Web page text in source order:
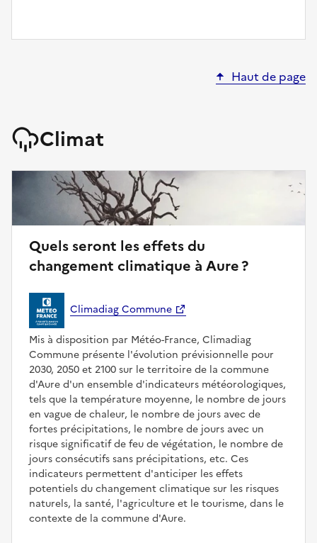
Haut de page
Climat
Quels seront les effets du
changement climatique à Aure ?
Climadiag Commune
Mis à disposition par Météo-France, Climadiag
Commune présente l'évolution prévisionnelle pour
2030, 2050 et 2100 sur le territoire de la commune
d'Aure d'un ensemble d'indicateurs météorologiques,
tels que la température moyenne, le nombre de jours
en vague de chaleur, le nombre de jours avec de
fortes précipitations, le nombre de jours avec un
risque significatif de feu de végétation, le nombre de
jours consécutifs sans précipitations, etc. Ces
indicateurs permettent d'anticiper les effets
potentiels du changement climatique sur les risques
naturels, la santé, l'agriculture et le tourisme, dans le
contexte de la commune d'Aure.